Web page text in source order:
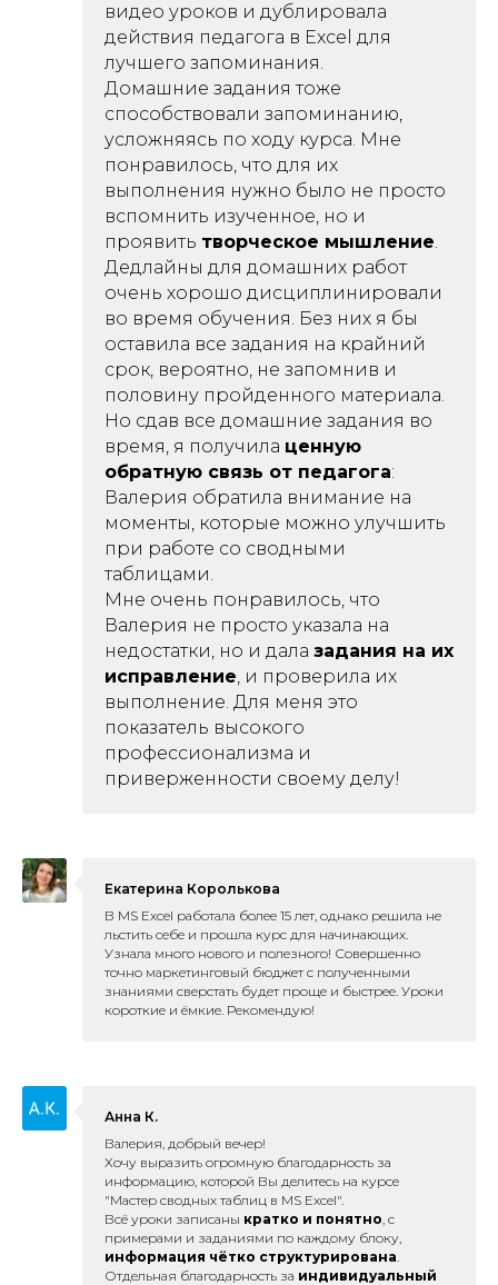
видео уроков и дублировала
действия педагога в Excel для
лучшего запоминания.
Домашние задания тоже
способствовали запоминанию,
усложняясь по ходу курса. Мне
понравилось, что для их
выполнения нужно было не просто
вспомнить изученное, но и
проявить творческое мышление.
Дедлайны для домашних работ
очень хорошо дисциплинировали
во время обучения. Без них я бы
оставила все задания на крайний
срок, вероятно, не запомнив и
половину пройденного материала.
Но сдав все домашние задания во
время, я получила ценную
обратную связь от педагога:
Валерия обратила внимание на
моменты, которые можно улучшить
при работе со сводными
таблицами.
Мне очень понравилось, что
Валерия не просто указала на
недостатки, но и дала задания на их
исправление, и проверила их
выполнение. Для меня это
показатель высокого
профессионализма и
приверженности своему делу!
Екатерина Королькова
В MS Excel работала более 15 лет, однако решила не
льстить себе и прошла курс для начинающих.
Узнала много нового и полезного! Совершенно
точно маркетинговый бюджет с полученными
знаниями сверстать будет проще и быстрее. Уроки
короткие и ёмкие. Рекомендую!
Анна К.
Валерия, добрый вечер!
Хочу выразить огромную благодарность за
информацию, которой Вы делитесь на курсе
"Мастер сводных таблиц в MS Excel".
Всё уроки записаны кратко и понятно, с
примерами и заданиями по каждому блоку,
информация чётко структурирована.
Отдельная благодарность за индивидуальный